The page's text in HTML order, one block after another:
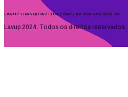
LAVUP FRANQUIAS LTDA | CNPJ 49.686.402/0001-80
Lavup 2024. Todos os direitos reservados.